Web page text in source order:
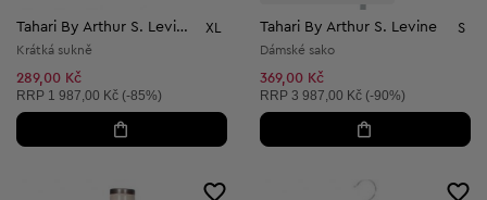
Tahari By Arthur S. Levine XL
Krátká sukně
289,00 Kč
Doporučená cena:
RRP 1 987,00 Kč (-85%)
Tahari By Arthur S. Levine S
Dámské sako
369,00 Kč
Doporučená cena:
RRP 3 987,00 Kč (-90%)